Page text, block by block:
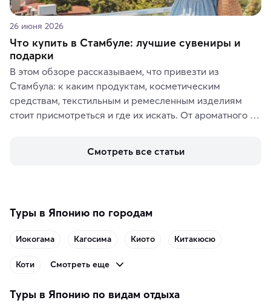
26 июня 2026
Что купить в Стамбуле: лучшие сувениры и
подарки
В этом обзоре рассказываем, что привезти из
Стамбула: к каким продуктам, косметическим
средствам, текстильным и ремесленным изделиям
стоит присмотреться и где их искать. От ароматного
аутентичных лавках — в подарок близким или себе на
Смотреть все статьи
Туры в Японию по городам
Иокогама Кагосима Киото Китакюсю
Коти Смотреть еще
Туры в Японию по видам отдыха